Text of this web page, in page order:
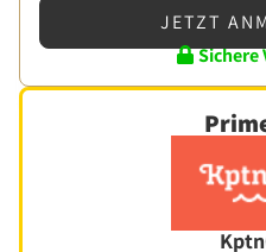
JETZT
Sichere